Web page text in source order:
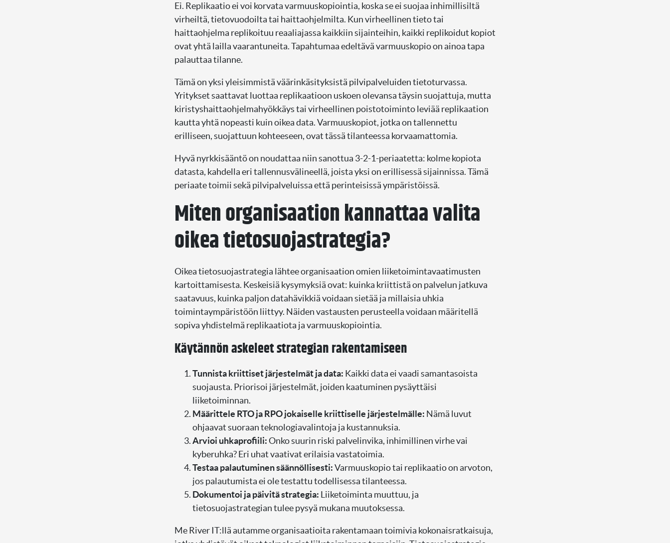
Ei. Replikaatio ei voi korvata varmuuskopiointia, koska se ei suojaa inhimillisiltä
virheiltä, tietovuodoilta tai haittaohjelmilta. Kun virheellinen tieto tai
haittaohjelma replikoituu reaaliajassa kaikkiin sijainteihin, kaikki replikoidut kopiot
ovat yhtä lailla vaarantuneita. Tapahtumaa edeltävä varmuuskopio on ainoa tapa
palauttaa tilanne.
Tämä on yksi yleisimmistä väärinkäsityksistä pilvipalveluiden tietoturvassa.
Yritykset saattavat luottaa replikaatioon uskoen olevansa täysin suojattuja, mutta
kiristyshaittaohjelmahyökkäys tai virheellinen poistotoiminto leviää replikaation
kautta yhtä nopeasti kuin oikea data. Varmuuskopiot, jotka on tallennettu
erilliseen, suojattuun kohteeseen, ovat tässä tilanteessa korvaamattomia.
Hyvä nyrkkisääntö on noudattaa niin sanottua 3-2-1-periaatetta: kolme kopiota
datasta, kahdella eri tallennusvälineellä, joista yksi on erillisessä sijainnissa. Tämä
periaate toimii sekä pilvipalveluissa että perinteisissä ympäristöissä.
Miten organisaation kannattaa valita
oikea tietosuojastrategia?
Oikea tietosuojastrategia lähtee organisaation omien liiketoimintavaatimusten
kartoittamisesta. Keskeisiä kysymyksiä ovat: kuinka kriittistä on palvelun jatkuva
saatavuus, kuinka paljon datahävikkiä voidaan sietää ja millaisia uhkia
toimintaympäristöön liittyy. Näiden vastausten perusteella voidaan määritellä
sopiva yhdistelmä replikaatiota ja varmuuskopiointia.
Käytännön askeleet strategian rakentamiseen
Tunnista kriittiset järjestelmät ja data: Kaikki data ei vaadi samantasoista
suojausta. Priorisoi järjestelmät, joiden kaatuminen pysäyttäisi
liiketoiminnan.
Määrittele RTO ja RPO jokaiselle kriittiselle järjestelmälle: Nämä luvut
ohjaavat suoraan teknologiavalintoja ja kustannuksia.
Arvioi uhkaprofiili:Onko suurin riski palvelinvika, inhimillinen virhe vai
kyberuhka? Eri uhat vaativat erilaisia vastatoimia.
Testaa palautuminen säännöllisesti:Varmuuskopio tai replikaatio on arvoton,
jos palautumista ei ole testattu todellisessa tilanteessa.
Dokumentoi ja päivitä strategia: Liiketoiminta muuttuu, ja
tietosuojastrategian tulee pysyä mukana muutoksessa.
Me River IT:llä autamme organisaatioita rakentamaan toimivia kokonaisratkaisuja,